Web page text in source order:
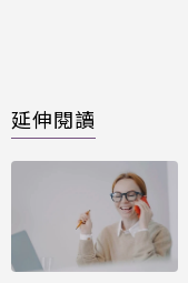
延伸閱讀